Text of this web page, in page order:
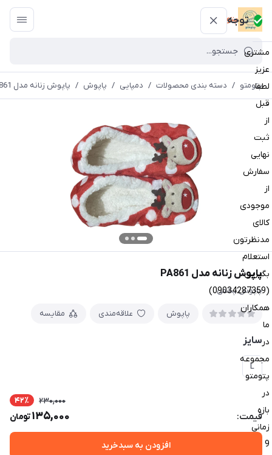
توجه
مشتری
عزیز
لطفا
قبل
از
ثبت
نهایی
سفارش
از
موجودی
کالای
مدنظرتون
استعلام
بگیرین
(09034287359)
همکاران
ما
در
مجموعه
پتومتو
در
بازه
زمانی
9
پتومتو
پتومتو / دسته بندی محصولات / دمپایی / پاپوش / پاپوش زنانه مدل PA861
پاپوش زنانه مدل PA861
پاپوش پشمی
پاپوش علاقه‌مندی مقایسه
سایز
L
قیمت:
230,000 42٪
135,000تومان
افزودن به سبدخرید